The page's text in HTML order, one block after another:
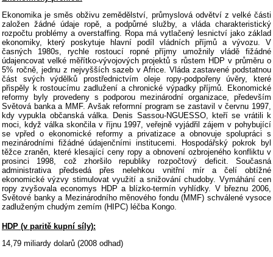
Ekonomika je směs obživu zemědělství, průmyslová odvětví z velké části
založen žádné údaje ropě, a podpůrné služby, a vláda charakteristický
rozpočtu problémy a overstaffing. Ropa má vytlačený lesnictví jako základ
ekonomiky, který poskytuje hlavní podíl vládních příjmů a vývozu. V
časných 1980s, rychle rostoucí ropné příjmy umožnily vládě fižádné
údajencovat velké měřítko-vývojových projektů s růstem HDP v průměru o
5% ročně, jednu z nejvyšších sazeb v Africe. Vláda zastavené podstatnou
část svých výdělků prostřednictvím oleje ropy-podpořeny úvěry, které
přispěly k rostoucímu zadlužení a chronické výpadky příjmů. Ekonomické
reformy byly provedeny s podporou mezinárodní organizace, především
Světová banka a MMF. Avšak reformní program se zastavil v červnu 1997,
kdy vypukla občanská válka. Denis Sassou-NGUESSO, kteří se vrátili k
moci, když válka skončila v říjnu 1997, veřejně vyjádřil zájem v pohybující
se vpřed o ekonomické reformy a privatizace a obnovuje spolupráci s
mezinárodními fižádné údajenčními institucemi. Hospodářský pokrok byl
těžce zraněn, které klesající ceny ropy a obnovení ozbrojeného konfliktu v
prosinci 1998, což zhoršilo republiky rozpočtový deficit. Současná
administrativa předsedá přes nelehkou vnitřní mír a čelí obtížné
ekonomické výzvy stimulovat využití a snižování chudoby. Vymáhání cen
ropy zvyšovala economys HDP a blízko-termín vyhlídky. V březnu 2006,
Světové banky a Mezinárodního měnového fondu (MMF) schválené vysoce
zadluženým chudým zemím (HIPC) léčba Kongo.
HDP (v paritě kupní síly):
14,79 miliardy dolarů (2008 odhad)